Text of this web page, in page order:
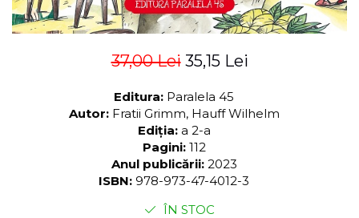
37,00 Lei 35,15 Lei
Editura: Paralela 45
Autor: Fratii Grimm, Hauff Wilhelm
Ediția: a 2-a
Pagini: 112
Anul publicării: 2023
ISBN: 978-973-47-4012-3
ÎN STOC